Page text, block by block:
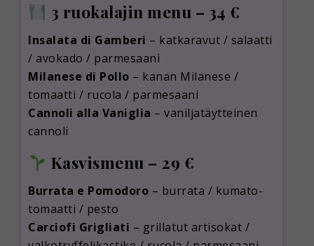
3 ruokalajin menu – 34 €
Insalata di Gamberi – katkaravut / salaatti
/ avokado / parmesaani
Milanese di Pollo – kanan Milanese /
tomaatti / rucola / parmesaani
Cannoli alla Vaniglia – vaniljatäytteinen
cannoli
Kasvismenu – 29 €
Burrata e Pomodoro – burrata / kumato-
tomaatti / pesto
Carciofi Grigliati – grillatut artisokat /